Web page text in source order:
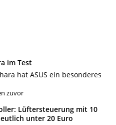
im Test
hat ASUS ein besonderes
zuvor
Lüftersteuerung mit 10
unter 20 Euro